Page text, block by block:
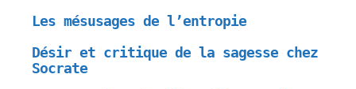
Les mésusages de l’entropie
Désir et critique de la sagesse chez
Socrate